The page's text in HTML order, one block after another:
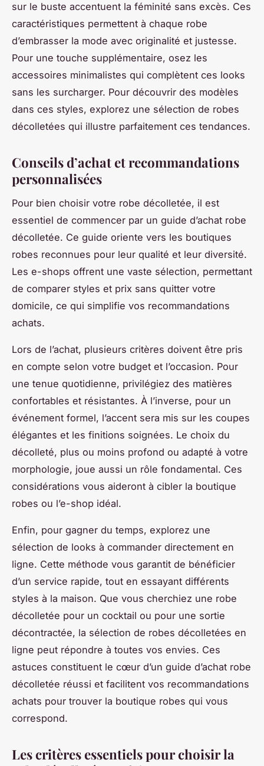
sur le buste accentuent la féminité sans excès. Ces
caractéristiques permettent à chaque robe
d’embrasser la mode avec originalité et justesse.
Pour une touche supplémentaire, osez les
accessoires minimalistes qui complètent ces looks
sans les surcharger. Pour découvrir des modèles
dans ces styles, explorez une sélection de robes
décolletées qui illustre parfaitement ces tendances.
Conseils d’achat et recommandations
personnalisées
Pour bien choisir votre robe décolletée, il est
essentiel de commencer par un guide d’achat robe
décolletée. Ce guide oriente vers les boutiques
robes reconnues pour leur qualité et leur diversité.
Les e-shops offrent une vaste sélection, permettant
de comparer styles et prix sans quitter votre
domicile, ce qui simplifie vos recommandations
achats.
Lors de l’achat, plusieurs critères doivent être pris
en compte selon votre budget et l’occasion. Pour
une tenue quotidienne, privilégiez des matières
confortables et résistantes. À l’inverse, pour un
événement formel, l’accent sera mis sur les coupes
élégantes et les finitions soignées. Le choix du
décolleté, plus ou moins profond ou adapté à votre
morphologie, joue aussi un rôle fondamental. Ces
considérations vous aideront à cibler la boutique
robes ou l’e-shop idéal.
Enfin, pour gagner du temps, explorez une
sélection de looks à commander directement en
ligne. Cette méthode vous garantit de bénéficier
d’un service rapide, tout en essayant différents
styles à la maison. Que vous cherchiez une robe
décolletée pour un cocktail ou pour une sortie
décontractée, la sélection de robes décolletées en
ligne peut répondre à toutes vos envies. Ces
astuces constituent le cœur d’un guide d’achat robe
décolletée réussi et facilitent vos recommandations
achats pour trouver la boutique robes qui vous
correspond.
Les critères essentiels pour choisir la